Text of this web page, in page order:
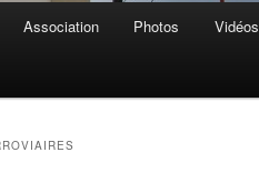
Association Photos Vidéos